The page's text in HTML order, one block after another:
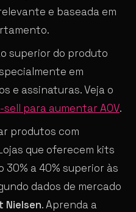
e baseada em
superior do produto
em
e assinaturas. Veja o
para aumentar AOV.
produtos com
que oferecem kits
a 40% superior às
dados de mercado
Nielsen. Aprenda a